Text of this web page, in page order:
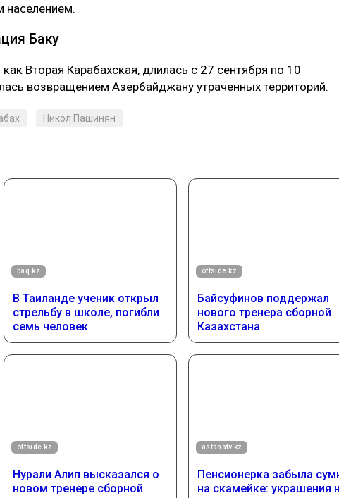
населением.
Баку
Вторая Карабахская, длилась с 27 сентября по 10
возвращением Азербайджану утраченных территорий.
Никол Пашинян